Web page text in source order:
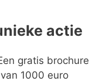
actie
gratis brochure
1000 euro